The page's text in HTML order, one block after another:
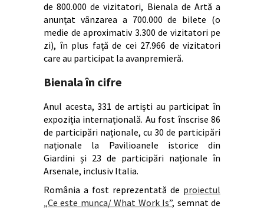
de 800.000 de vizitatori, Bienala de Artă a
anunțat vânzarea a 700.000 de bilete (o
medie de aproximativ 3.300 de vizitatori pe
zi), în plus față de cei 27.966 de vizitatori
care au participat la avanpremieră.
Bienala în cifre
Anul acesta, 331 de artiști au participat în
expoziția internațională. Au fost înscrise 86
de participări naționale, cu 30 de participări
naționale la Pavilioanele istorice din
Giardini și 23 de participări naționale în
Arsenale, inclusiv Italia.
România a fost reprezentată de proiectul
„Ce este munca/ What Work Is”, semnat de